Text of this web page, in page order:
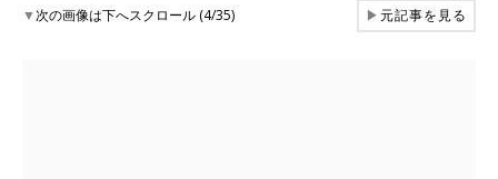
▼次の画像は下へスクロール (4/35) ▶元記事を見る